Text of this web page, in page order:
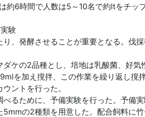
約6時間で人数は5～10名で約ltをチップ
験
、発酵させることが重要となる。伐
ケの2品種とし、培地は乳酸菌、好
を加え撹拌、この作業を繰り返し撹
ントを行った。
るために、予備実験を行った。予備
5mmの2種類を用意した。配合飼料に